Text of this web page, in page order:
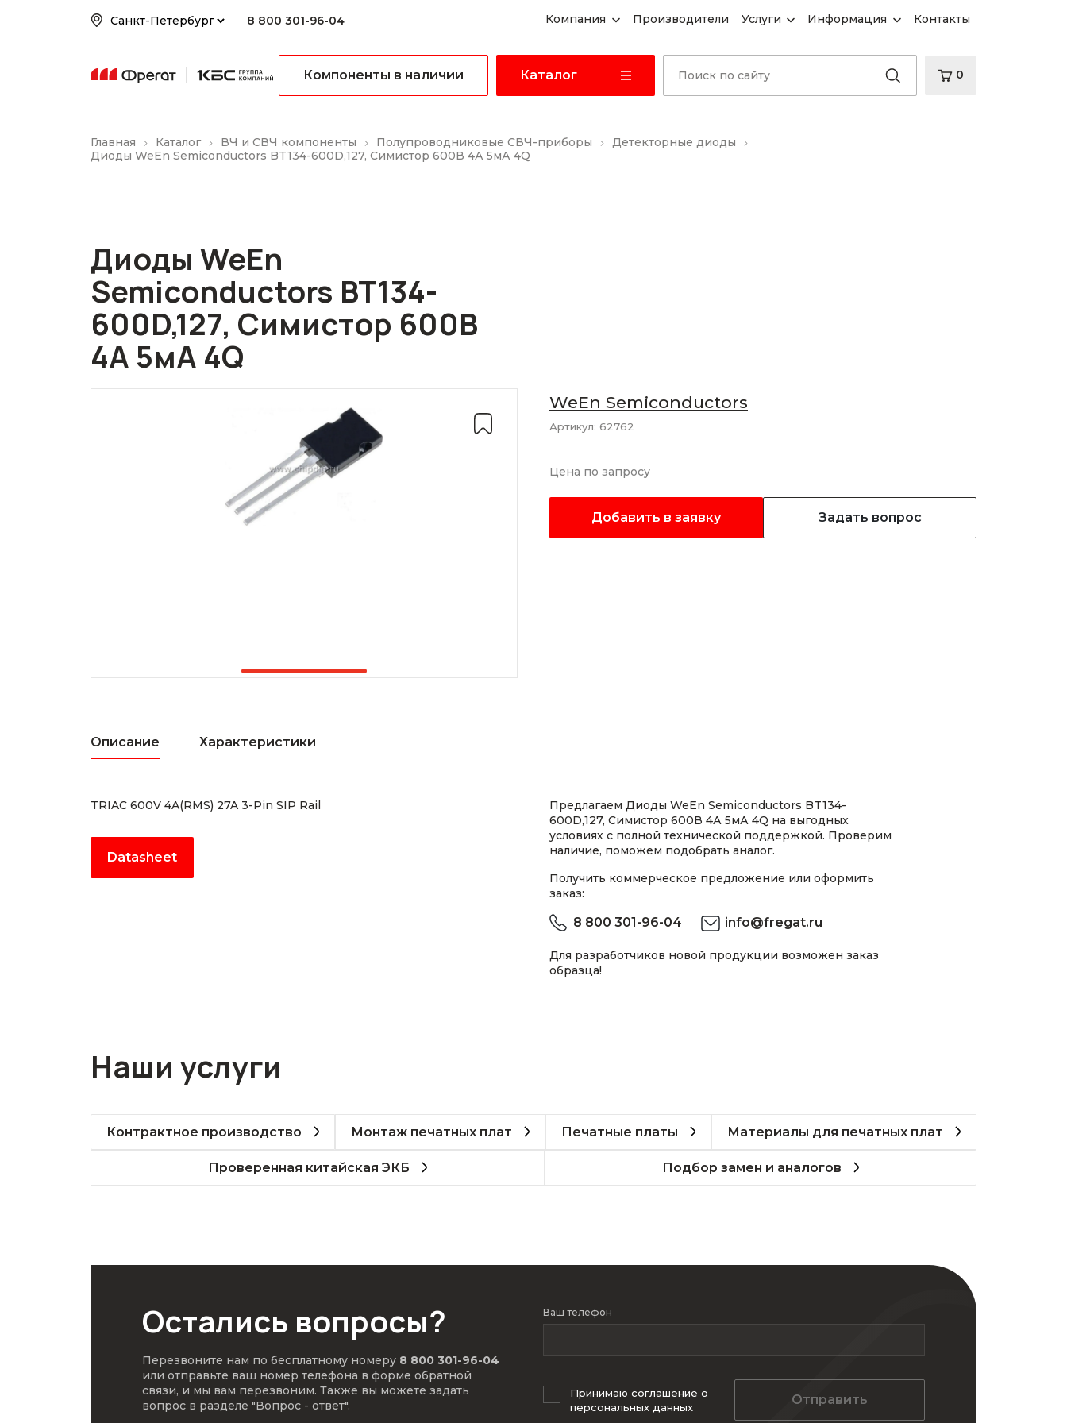
8 800 301-96-04 Компания Производители Услуги Информация Контакты
Компоненты в наличии Каталог 0
Главная Каталог ВЧ и СВЧ компоненты Полупроводниковые СВЧ-приборы
Детекторные диоды
Диоды WeEn Semiconductors BT134-600D,127, Симистор 600В 4А 5мА 4Q
Диоды WeEn
Semiconductors BT134-
600D,127, Симистор 600В
4А 5мА 4Q
WeEn Semiconductors
Артикул: 62762
Цена по запросу
Добавить в заявку Задать вопрос
Описание Характеристики
TRIAC 600V 4A(RMS) 27A 3-Pin SIP Rail
Datasheet
Предлагаем Диоды WeEn Semiconductors BT134-
600D,127, Симистор 600В 4А 5мА 4Q на выгодных
условиях с полной технической поддержкой. Проверим
наличие, поможем подобрать аналог.
Получить коммерческое предложение или оформить
заказ:
8 800 301-96-04 info@fregat.ru
Для разработчиков новой продукции возможен заказ
образца!
Наши услуги
Контрактное производство Монтаж печатных плат Печатные платы Материалы для печатных плат
Проверенная китайская ЭКБ Подбор замен и аналогов
Остались вопросы?
Перезвоните нам по бесплатному номеру 8 800 301-96-04
или отправьте ваш номер телефона в форме обратной
связи, и мы вам перезвоним. Также вы можете задать
вопрос в разделе "Вопрос - ответ".
Ваш телефон
Принимаю соглашение о
персональных данных
Отправить